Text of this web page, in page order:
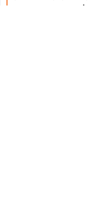
این هدیه به موسسه